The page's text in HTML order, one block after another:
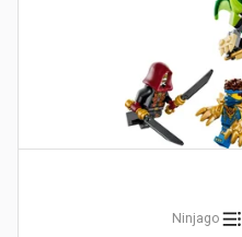
Ninjago